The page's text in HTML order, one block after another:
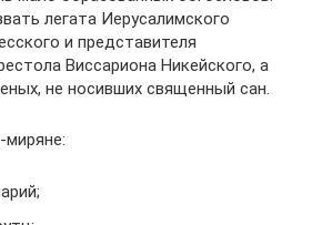
легата Иерусалимского
и представителя
Виссариона Никейского, а
не носивших священный сан.